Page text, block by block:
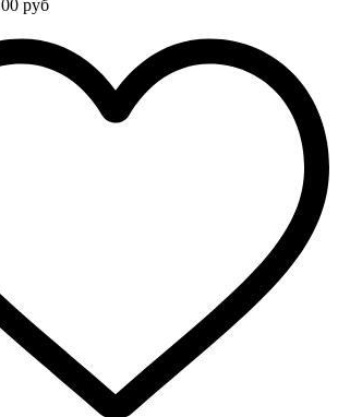
руб